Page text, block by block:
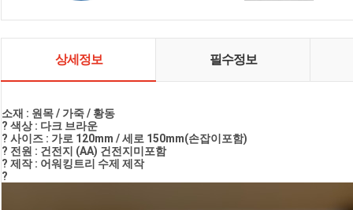
상세정보 필수정보
소재 : 원목 / 가죽 / 황동
? 색상 : 다크 브라운
? 사이즈 : 가로 120mm / 세로 150mm(손잡이포함)
? 전원 : 건전지 (AA) 건전지미포함
? 제작 : 어워킹트리 수제 제작
?